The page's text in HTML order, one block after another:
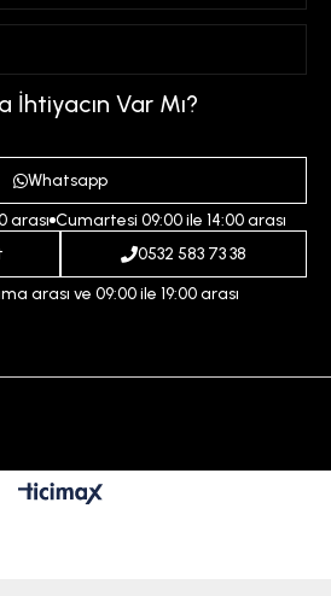
İhtiyacın Var Mı?
Whatsapp
arası Cumartesi 09:00 ile 14:00 arası
0532 583 73 38
arası ve 09:00 ile 19:00 arası